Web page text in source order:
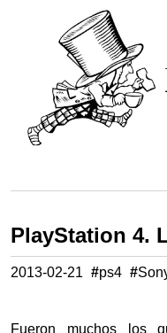
PlayStation 4.
2013-02-21 #ps4 #
Fueron muchos los